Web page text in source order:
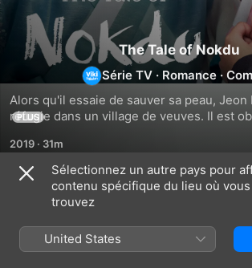
The Tale of Nokdu
Série TV · Romance ·
Alors qu'il essaie de sauver sa peau, Jeon
réfugie dans un village de veuves. Il est
Nok Du veut comprendre les raisons pour
voulu le tuer.
PLUS
2019 · 31m
Saison 1
Sélectionnez un autre pays pour
contenu spécifique du lieu où
trouvez
United States